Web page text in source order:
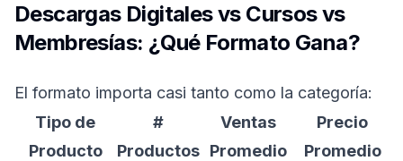
Descargas Digitales vs Cursos vs
Membresías: ¿Qué Formato Gana?
El formato importa casi tanto como la categoría:
Tipo de
Producto
#
Productos
Ventas
Promedio
Precio
Promedio